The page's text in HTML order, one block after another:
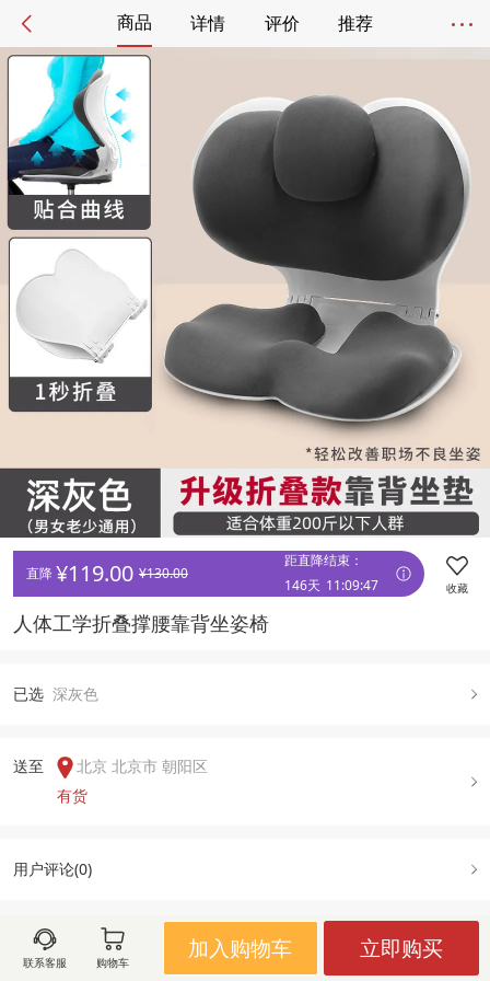
商品 详情 评价 推荐
直降 ¥119.00 ¥130.00
距直降结束：
146天 11:09:47 收藏
人体工学折叠撑腰靠背坐姿椅
已选 深灰色
送至
北京 北京市 朝阳区
有货
用户评论(0)
图文详情 规格属性 售后政策
联系客服 购物车
加入购物车 立即购买